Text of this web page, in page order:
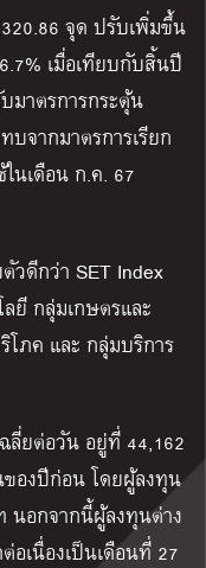
จุด ปรับเพิ่มขึ้น
เมื่อเทียบกับสิ้นปี
มาตรการกระตุ้น
บจากมาตรการเรียก
นเดือน ก.ค. 67
วดีกว่า SET Index
ยี กลุ่มเกษตรและ
ภค และ กลุ่มบริการ
ลี่ยต่อวัน อยู่ที่ 44,162
ของปีก่อน โดยผู้ลงทุน
นอกจากนี้ผู้ลงทุนต่าง
เนื่องเป็นเดือนที่ 27